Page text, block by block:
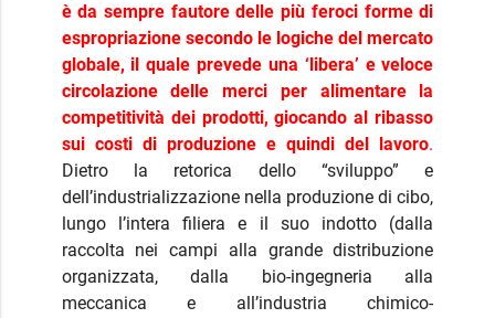
è da sempre fautore delle più feroci forme di
espropriazione secondo le logiche del mercato
globale, il quale prevede una ‘libera’ e veloce
circolazione delle merci per alimentare la
competitività dei prodotti, giocando al ribasso
sui costi di produzione e quindi del lavoro.
Dietro la retorica dello “sviluppo” e
dell’industrializzazione nella produzione di cibo,
lungo l’intera filiera e il suo indotto (dalla
raccolta nei campi alla grande distribuzione
organizzata, dalla bio-ingegneria alla
meccanica e all’industria chimico-